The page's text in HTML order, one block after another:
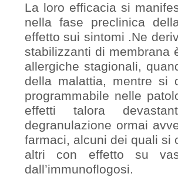
La loro efficacia si
nella fase preclinica
effetto sui sintomi .Ne
stabilizzanti di membrana
allergiche stagionali,
della malattia, mentre si
programmabile nelle
effetti talora
degranulazione ormai
farmaci, alcuni dei quali si
altri con effetto su
dall’immunoflogosi.